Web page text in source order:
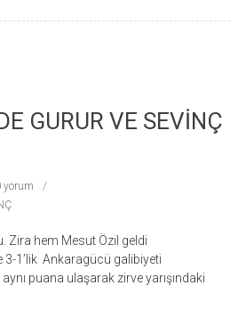
GURUR VE SEVİNÇ
yorum
Zira hem Mesut Özil geldi
3-1’lik Ankaragücü galibiyeti
puana ulaşarak zirve yarışındaki